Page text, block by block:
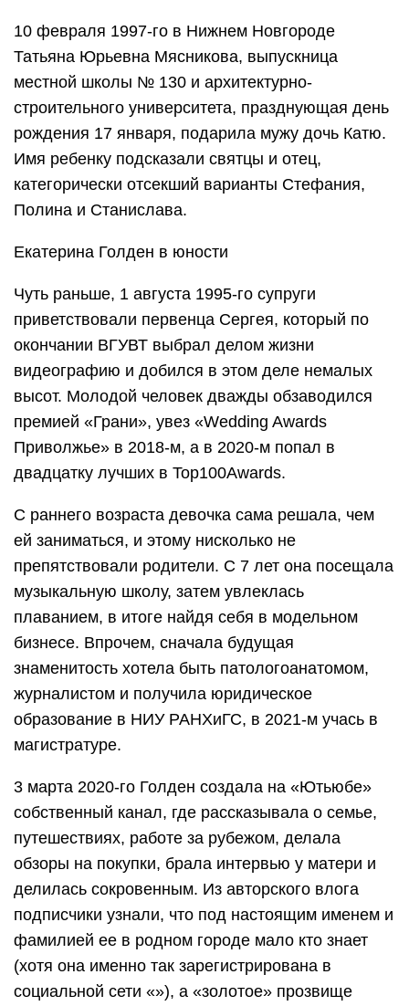
10 февраля 1997-го в Нижнем Новгороде
Татьяна Юрьевна Мясникова, выпускница
местной школы № 130 и архитектурно-
строительного университета, празднующая день
рождения 17 января, подарила мужу дочь Катю.
Имя ребенку подсказали святцы и отец,
категорически отсекший варианты Стефания,
Полина и Станислава.
Екатерина Голден в юности
Чуть раньше, 1 августа 1995-го супруги
приветствовали первенца Сергея, который по
окончании ВГУВТ выбрал делом жизни
видеографию и добился в этом деле немалых
высот. Молодой человек дважды обзаводился
премией «Грани», увез «Wedding Awards
Приволжье» в 2018-м, а в 2020-м попал в
двадцатку лучших в Top100Awards.
С раннего возраста девочка сама решала, чем
ей заниматься, и этому нисколько не
препятствовали родители. С 7 лет она посещала
музыкальную школу, затем увлеклась
плаванием, в итоге найдя себя в модельном
бизнесе. Впрочем, сначала будущая
знаменитость хотела быть патологоанатомом,
журналистом и получила юридическое
образование в НИУ РАНХиГС, в 2021-м учась в
магистратуре.
3 марта 2020-го Голден создала на «Ютьюбе»
собственный канал, где рассказывала о семье,
путешествиях, работе за рубежом, делала
обзоры на покупки, брала интервью у матери и
делилась сокровенным. Из авторского влога
подписчики узнали, что под настоящим именем и
фамилией ее в родном городе мало кто знает
(хотя она именно так зарегистрирована в
социальной сети «»), а «золотое» прозвище